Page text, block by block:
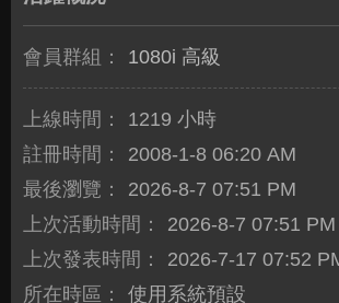
會員群組： 1080i 高級
上線時間：
1219 小時
註冊時間：
2008-1-8 06:20 AM
最後瀏覽：
2026-8-7 07:51 PM
上次活動時間：
2026-8-7 07:51 PM
上次發表時間：
2026-7-17 07:52
所在時區：
使用系統預設